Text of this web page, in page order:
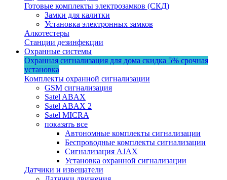
Готовые комплекты электрозамков (СКД)
Замки для калитки
Установка электронных замков
Алкотестеры
Станции дезинфекции
Охранные системы
Охранная сигнализация для дома скидка 5% срочная
установка
Комплекты охранной сигнализации
GSM сигнализация
Satel ABAX
Satel ABAX 2
Satel MICRA
показать все
Автономные комплекты сигнализации
Беспроводные комплекты сигнализации
Сигнализация AJAX
Установка охранной сигнализации
Датчики и извещатели